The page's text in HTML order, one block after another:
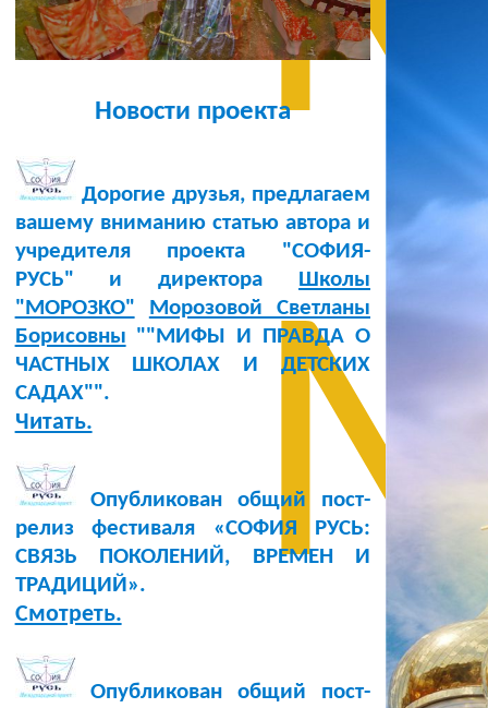
Новости проекта
Дорогие друзья, предлагаем
вашему вниманию статью автора и
учредителя проекта "СОФИЯ-
РУСЬ" и директора Школы
"МОРОЗКО"
Морозовой Светланы
Борисовны ""МИФЫ И ПРАВДА О
ЧАСТНЫХ ШКОЛАХ И ДЕТСКИХ
САДАХ"".
Читать.
Опубликован общий пост-
релиз фестиваля «СОФИЯ РУСЬ:
СВЯЗЬ ПОКОЛЕНИЙ, ВРЕМЕН И
ТРАДИЦИЙ».
Смотреть.
Опубликован общий пост-